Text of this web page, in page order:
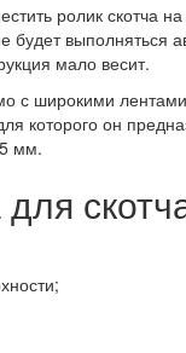
ролик скотча
будет выполняться
мало весит.
с широкими
которого он
мм.